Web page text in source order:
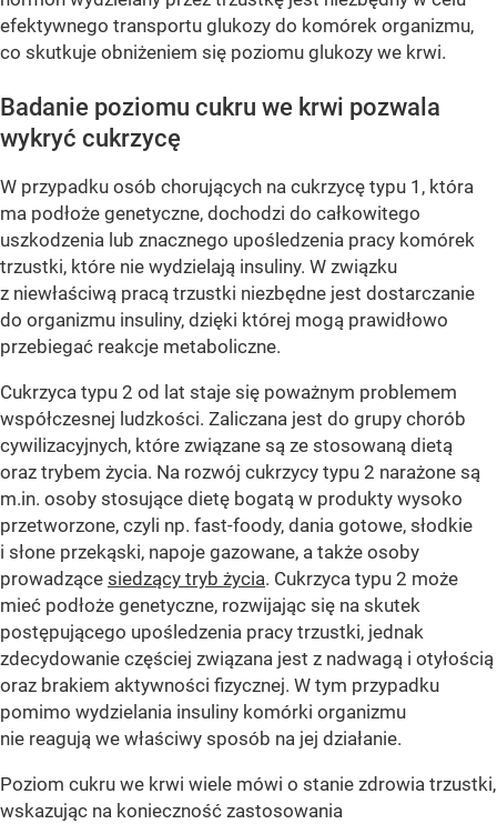
efektywnego transportu glukozy do komórek organizmu,
co skutkuje obniżeniem się poziomu glukozy we krwi.
Badanie poziomu cukru we krwi pozwala
wykryć cukrzycę
W przypadku osób chorujących na cukrzycę typu 1, która
ma podłoże genetyczne, dochodzi do całkowitego
uszkodzenia lub znacznego upośledzenia pracy komórek
trzustki, które nie wydzielają insuliny. W związku
z niewłaściwą pracą trzustki niezbędne jest dostarczanie
do organizmu insuliny, dzięki której mogą prawidłowo
przebiegać reakcje metaboliczne.
Cukrzyca typu 2 od lat staje się poważnym problemem
współczesnej ludzkości. Zaliczana jest do grupy chorób
cywilizacyjnych, które związane są ze stosowaną dietą
oraz trybem życia. Na rozwój cukrzycy typu 2 narażone są
m.in. osoby stosujące dietę bogatą w produkty wysoko
przetworzone, czyli np. fast-foody, dania gotowe, słodkie
i słone przekąski, napoje gazowane, a także osoby
prowadzące siedzący tryb życia. Cukrzyca typu 2 może
mieć podłoże genetyczne, rozwijając się na skutek
postępującego upośledzenia pracy trzustki, jednak
zdecydowanie częściej związana jest z nadwagą i otyłością
oraz brakiem aktywności fizycznej. W tym przypadku
pomimo wydzielania insuliny komórki organizmu
nie reagują we właściwy sposób na jej działanie.
Poziom cukru we krwi wiele mówi o stanie zdrowia trzustki,
wskazując na konieczność zastosowania